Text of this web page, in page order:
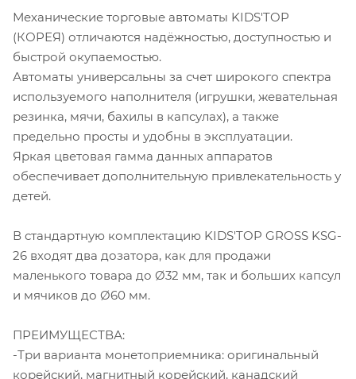
Механические торговые автоматы KIDS'TOP
(КОРЕЯ) отличаются надёжностью, доступностью и
быстрой окупаемостью.
Автоматы универсальны за счет широкого спектра
используемого наполнителя (игрушки, жевательная
резинка, мячи, бахилы в капсулах), а также
предельно просты и удобны в эксплуатации.
Яркая цветовая гамма данных аппаратов
обеспечивает дополнительную привлекательность у
детей.
В стандартную комплектацию KIDS'TOP GROSS KSG-
26 входят два дозатора, как для продажи
маленького товара до Ø32 мм, так и больших капсул
и мячиков до Ø60 мм.
ПРЕИМУЩЕСТВА:
-Три варианта монетоприемника: оригинальный
корейский, магнитный корейский, канадский